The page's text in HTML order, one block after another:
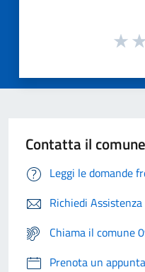
Contatta il comune
Leggi le domande
Richiedi Assistenza
Chiama il comune
Prenota un